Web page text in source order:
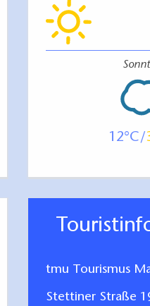
12
tmu Tourismus
Stettiner Straße